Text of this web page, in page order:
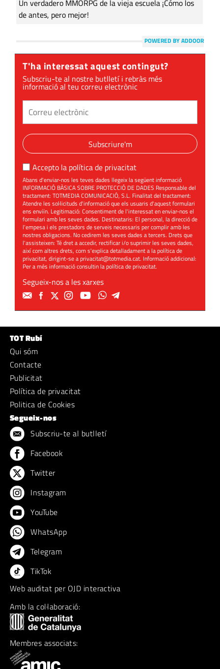
Un verdadero MMORPG de la vieja escuela ¡Cómo los
de antes, pero mejor!
POWERED BY ADDOOR
T'ha interessat aquest contingut?
Subscriu-te al nostre butlletí i rebràs més
informació al teu correu electrònic
Subscriure'm
Accepto la política de privacitat
Abans d'enviar-nos les teves dades llegeix la següent informació
INFORMACIÓ BÀSICA SOBRE PROTECCIÓ DE DADES Responsable del
tractament: TOTMEDIA COMUNICACIÓ, S.L. Finalitat del tractament:
Atendre les sol·licituds d'informació que els usuaris d'aquest formulari
ens enviïn. Legitimació: Consentiment de l'interessat en enviar-nos el
formulari amb les seves dades. Destinataris: El personal, la direcció de
l'empesa i els prestadors de serveis necessaris per complir amb les
nostres obligacions. No cedirem les seves dades a tercers. Drets que
l'assisteixen: Té dret a accedir, rectificar i/o suprimir les seves dades,
així com altres drets, com s'explica detalladament a la política de
privacitat, dirigint-se aprivacitat@totmedia.cat. Informació addicional:
Per a més informació consultin lapolítica de privacitat.
Segueix-nos a les xarxes
TOT Rubí
Qui sóm
Contacte
Publicitat
Política de privacitat
Politica de Cookies
Segueix-nos
Subscriu-te al butlletí
Facebook
Twitter
Instagram
YouTube
WhatsApp
Telegram
TikTok
Web auditat per OJD interactiva
Amb la col·laboració:
Membres associats: